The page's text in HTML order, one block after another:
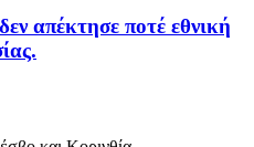
απέκτησε ποτέ εθνική